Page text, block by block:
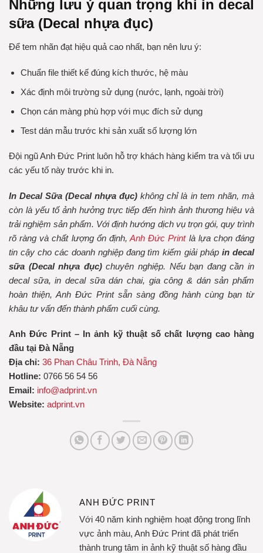
Những lưu ý quan trọng khi in decal
sữa (Decal nhựa đục)
Để tem nhãn đạt hiệu quả cao nhất, bạn nên lưu ý:
Chuẩn file thiết kế đúng kích thước, hệ màu
Xác định môi trường sử dụng (nước, lạnh, ngoài trời)
Chọn cán màng phù hợp với mục đích sử dụng
Test dán mẫu trước khi sản xuất số lượng lớn
Đội ngũ Anh Đức Print luôn hỗ trợ khách hàng kiểm tra và tối ưu
các yếu tố này trước khi in.
In Decal Sữa (Decal nhựa đục)không chỉ là in tem nhãn, mà
còn là yếu tố ảnh hưởng trực tiếp đến hình ảnh thương hiệu và
trải nghiệm sản phẩm. Với định hướng dịch vụ trọn gói, quy trình
rõ ràng và chất lượng ổn định,Anh Đức Printlà lựa chọn đáng
tin cậy cho các doanh nghiệp đang tìm kiếm giải phápin decal
sữa (Decal nhựa đục)chuyên nghiệp. Nếu bạn đang cần in
decal sữa, in decal sữa dán chai, gia công & dán sản phẩm
hoàn thiện, Anh Đức Print sẵn sàng đồng hành cùng bạn từ
khâu tư vấn đến thành phẩm cuối cùng.
Anh Đức Print – In ảnh kỹ thuật số chất lượng cao hàng
đầu tại Đà Nẵng
Địa chỉ: 36 Phan Châu Trinh, Đà Nẵng
Hotline: 0766 56 54 56
Email: info@adprint.vn
Website: adprint.vn
ANH ĐỨC PRINT
Với 40 năm kinh nghiệm hoạt động trong lĩnh
vực ảnh màu, Anh Đức Print đã phát triển
thành trung tâm in ảnh kỹ thuật số hàng đầu